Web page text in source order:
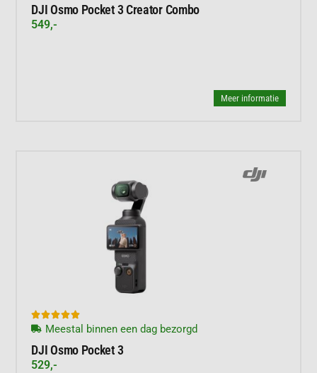
DJI Osmo Pocket 3 Creator Combo
549,-
Meer informatie

Meestal binnen een dag bezorgd
DJI Osmo Pocket 3
529,-